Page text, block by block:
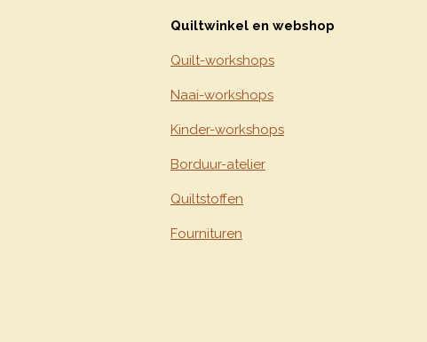
Quiltwinkel en webshop
Quilt-workshops
Naai-workshops
Kinder-workshops
Borduur-atelier
Quiltstoffen
Fournituren